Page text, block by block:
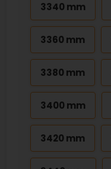
3340 mm
3360 mm
3380 mm
3400 mm
3420 mm